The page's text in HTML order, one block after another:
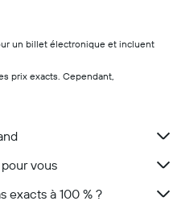
un billet électronique et incluent
prix exacts. Cependant,
vous
exacts à 100 % ?